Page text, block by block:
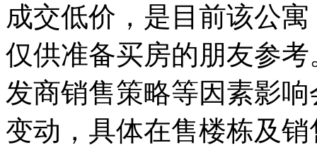
成交低价，是目前该公
仅供准备买房的朋友参
发商销售策略等因素影
变动，具体在售楼栋及